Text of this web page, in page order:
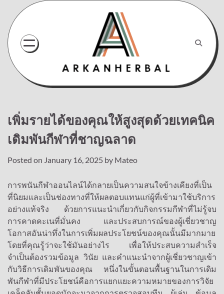
content
เพิ่มรายได้ของคุณให้สูงสุดด้วยเทคนิค
เดิมพันกีฬาที่ชาญฉลาด
Posted on January 16, 2025 by Mateo
การพนันกีฬาออนไลน์ได้กลายเป็นความสนใจข้างเคียงที่เป็น
ที่นิยมและเป็นช่องทางที่ให้ผลตอบแทนแก่ผู้ที่เข้ามาใช้บริการ
อย่างแท้จริง ด้วยการแนะนำเกี่ยวกับกิจกรรมกีฬาที่ไม่รู้จบ
การคาดคะเนที่มั่นคง และประสบการณ์ของผู้เชี่ยวชาญ
โอกาสอันน่าทึ่งในการเพิ่มผลประโยชน์ของคุณนั้นมีมากมาย
โดยที่คุณรู้ว่าจะใช้มันอย่างไร เพื่อให้ประสบความสำเร็จ
จำเป็นต้องรวมข้อมูล วินัย และคำแนะนำจากผู้เชี่ยวชาญเข้า
กับวิธีการเดิมพันของคุณ หนึ่งในขั้นตอนพื้นฐานในการเดิม
พันกีฬาที่มีประโยชน์คือการแยกแยะความหมายของการวิจัย